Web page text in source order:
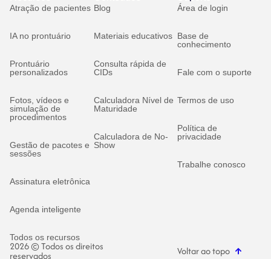
Atração de pacientes
IA no prontuário
Prontuário
personalizados
Fotos, vídeos e
simulação de
procedimentos
Gestão de pacotes e
sessões
Assinatura eletrônica
Agenda inteligente
Todos os recursos
Blog
Materiais educativos
Consulta rápida de
CIDs
Calculadora Nível de
Maturidade
Calculadora de No-
Show
Área de login
Base de
conhecimento
Fale com o suporte
Termos de uso
Política de
privacidade
Trabalhe conosco
2026 © Todos os direitos
reservados Voltar ao topo